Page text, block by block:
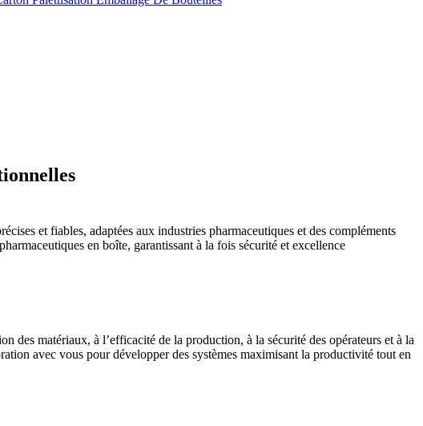
et fiables, adaptées aux industries pharmaceutiques et des compléments
en boîte, garantissant à la fois sécurité et excellence
des matériaux, à l’efficacité de la production, à la sécurité des opérateurs et à la
avec vous pour développer des systèmes maximisant la productivité tout en